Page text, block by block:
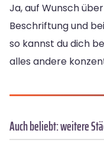
Ja, auf Wunsch
Beschriftung und
so kannst du dich
alles andere
Auch beliebt: weitere